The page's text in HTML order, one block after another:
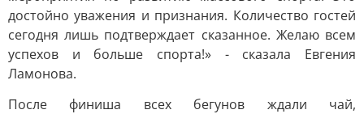
достойно уважения и признания. Количество гостей
сегодня лишь подтверждает сказанное. Желаю всем
успехов и больше спорта!» - сказала Евгения
Ламонова.
После финиша всех бегунов ждали чай,